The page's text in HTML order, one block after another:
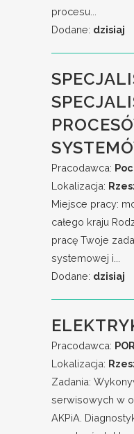
procesu...
Dodane: dzisiaj
Pracodawca:
Lokalizacja:
Miejsce pracy:
całego kraju
pracę Twoje
systemowej i...
Dodane: dzisiaj
Pracodawca:
Lokalizacja:
Zadania:
serwisowych w
AKPiA.